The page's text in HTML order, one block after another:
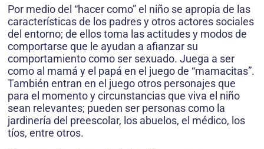
Por medio del “hacer como” el niño se apropia de las
características de los padres y otros actores sociales
del entorno; de ellos toma las actitudes y modos de
comportarse que le ayudan a afianzar su
comportamiento como ser sexuado. Juega a ser
como al mamá y el papá en el juego de “mamacitas”.
También entran en el juego otros personajes que
para el momento y circunstancias que viva el niño
sean relevantes; pueden ser personas como la
jardinería del preescolar, los abuelos, el médico, los
tíos, entre otros.